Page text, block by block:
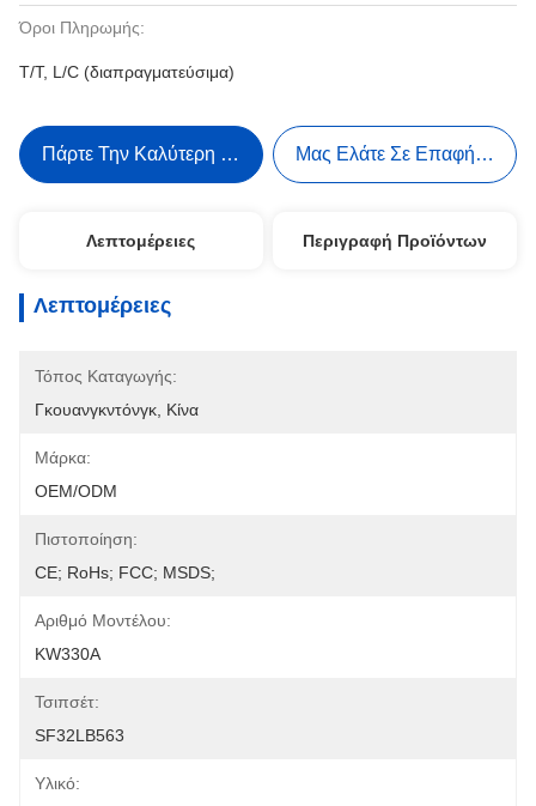
Όροι Πληρωμής:
T/T, L/C (διαπραγματεύσιμα)
Πάρτε Την Καλύτερη Τιμή Μας Ελάτε Σε Επαφή Με
Λεπτομέρειες Περιγραφή Προϊόντων
Λεπτομέρειες
Τόπος Καταγωγής:
Γκουανγκντόνγκ, Κίνα
Μάρκα:
OEM/ODM
Πιστοποίηση:
CE; RoHs; FCC; MSDS;
Αριθμό Μοντέλου:
KW330A
Τσιπσέτ:
SF32LB563
Υλικό: